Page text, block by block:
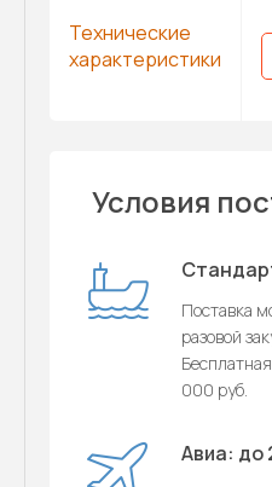
Технические
характеристики
Условия
Поставка
разовой
000 руб.
Авиа: до